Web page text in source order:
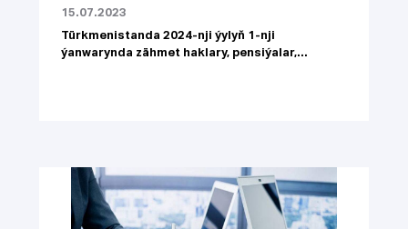
15.07.2023
Türkmenistanda 2024-nji ýylyň 1-nji
ýanwarynda zähmet haklary, pensiýalar,...